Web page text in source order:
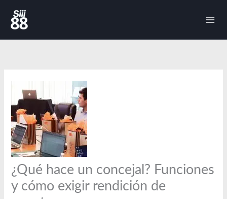
¿Qué hace un concejal? Funciones
y cómo exigir rendición de